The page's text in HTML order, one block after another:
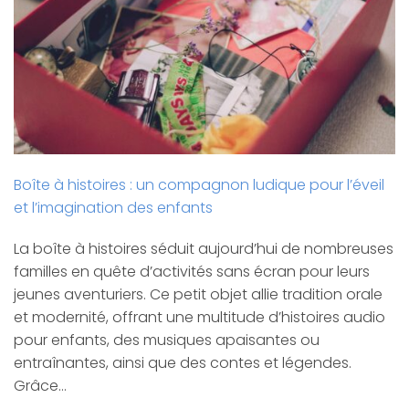
Boîte à histoires : un compagnon ludique pour l’éveil
et l’imagination des enfants
La boîte à histoires séduit aujourd’hui de nombreuses
familles en quête d’activités sans écran pour leurs
jeunes aventuriers. Ce petit objet allie tradition orale
et modernité, offrant une multitude d’histoires audio
pour enfants, des musiques apaisantes ou
entraînantes, ainsi que des contes et légendes.
Grâce…